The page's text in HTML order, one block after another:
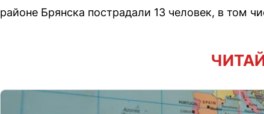
районе Брянска пострадали 13 человек, в том